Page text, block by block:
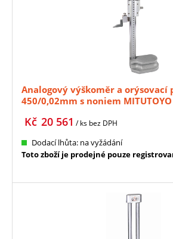
Analogový výškoměr a orýsovací
450/0,02mm s noniem
20 561
Kč / ks bez DPH
Dodací lhůta: na vyžádání
Toto zboží je prodejné pouze